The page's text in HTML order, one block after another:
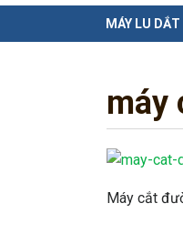
MÁY LU DẮT
máy
Máy cắt